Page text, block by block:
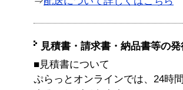
見積書・請求書・納品書等の
■見積書について
ぷらっとオンラインでは、24時